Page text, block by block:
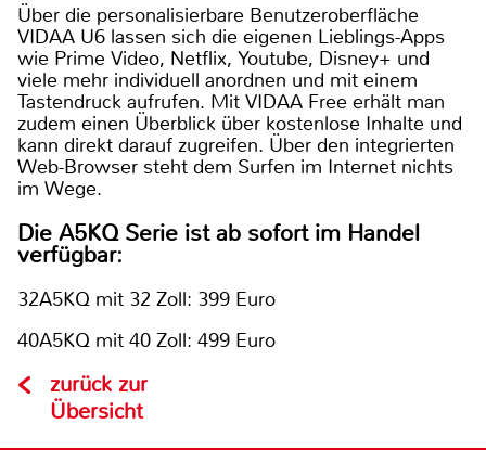
Über die personalisierbare Benutzeroberfläche
VIDAA U6 lassen sich die eigenen Lieblings-Apps
wie Prime Video, Netflix, Youtube, Disney+ und
viele mehr individuell anordnen und mit einem
Tastendruck aufrufen. Mit VIDAA Free erhält man
zudem einen Überblick über kostenlose Inhalte und
kann direkt darauf zugreifen. Über den integrierten
Web-Browser steht dem Surfen im Internet nichts
im Wege.
Die A5KQ Serie ist ab sofort im Handel
verfügbar:
32A5KQ mit 32 Zoll: 399 Euro
40A5KQ mit 40 Zoll: 499 Euro
zurück zur
Übersicht